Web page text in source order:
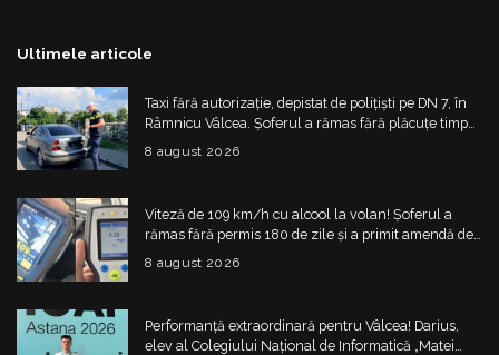
Ultimele articole
Taxi fără autorizație, depistat de polițiști pe DN 7, în
Râmnicu Vâlcea. Șoferul a rămas fără plăcuțe timp
de 6 luni
8 august 2026
Viteză de 109 km/h cu alcool la volan! Șoferul a
rămas fără permis 180 de zile și a primit amendă de
4.325 de lei
8 august 2026
Performanță extraordinară pentru Vâlcea! Darius,
elev al Colegiului Național de Informatică „Matei